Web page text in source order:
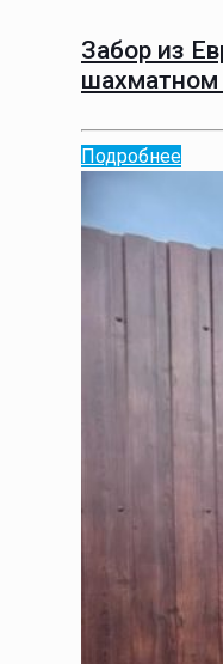
Забор из
шахматном
Подробнее